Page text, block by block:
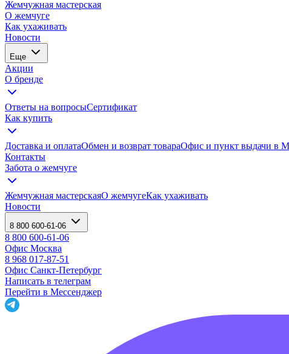
Жемчужная мастерская
О жемчуге
Как ухаживать
Новости
Еще
Акции
О бренде
Ответы на вопросыСертификат
Как купить
Доставка и оплатаОбмен и возврат товараОфис и пункт выдачи в
Контакты
Забота о жемчуге
Жемчужная мастерскаяО жемчугеКак ухаживать
Новости
8 800 600-61-06
8 800 600-61-06
Офис Москва
8 968 017-87-51
Офис Санкт-Петербург
Написать в телеграм
Перейти в Мессенджер